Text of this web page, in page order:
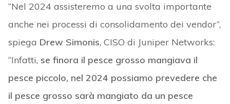
“Nel 2024 assisteremo a una svolta importante
anche nei processi di consolidamento dei vendor”,
spiega Drew Simonis, CISO di Juniper Networks:
“Infatti, se finora il pesce grosso mangiava il
pesce piccolo, nel 2024 possiamo prevedere che
il pesce grosso sarà mangiato da un pesce